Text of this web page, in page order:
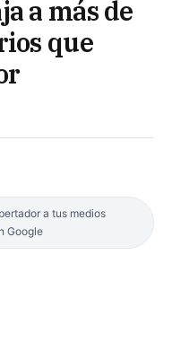
a más de
que
a tus medios
Google